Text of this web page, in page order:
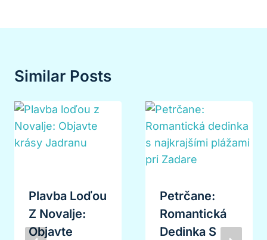
Similar Posts
Plavba Loďou
Z Novalje:
Objavte
Petrčane:
Romantická
Dedinka S